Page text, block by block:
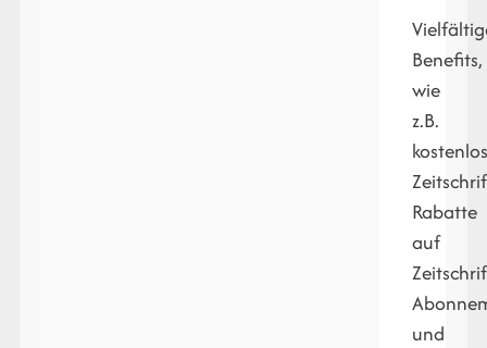
Benefits,
wie
z.B.
Rabatte
auf
und